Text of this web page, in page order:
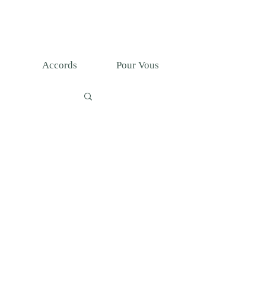
Accords Pour Vous